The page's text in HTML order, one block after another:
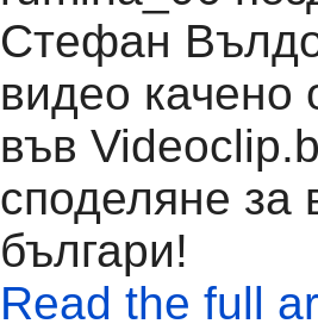
Стефан
видео качено
във
споделяне за
българи!
Read the full